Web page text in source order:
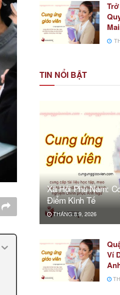
TIN NỔI BẬT
Xã Hội Phù Nam:
Điểm Kinh Tế
THÁNG 8 9, 2026
Ví